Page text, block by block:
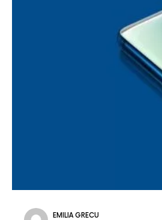
EMILIA GRECU